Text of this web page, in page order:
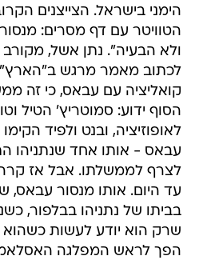
הימני בישראל. הצייצנים
הטוויטר עם דף מסרים:
ולא הבעיה". נתן אשל,
לכתוב מאמר מרגש ב"הארץ"
קואליציה עם עבאס, כי זה
הסוף ידוע: סמוטריץ' הטיל
לאופוזיציה, ובנט ולפיד
עבאס - אותו אחד שנתניהו
לצרף לממשלתו. אבל אז
עד היום. אותו מנסור
בביתו של נתניהו בבלפור,
שרק הוא יודע לעשות
הפך לראש המפלגה